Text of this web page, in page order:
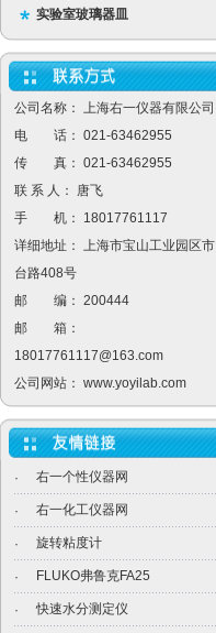
实验室玻璃器皿
公司名称： 上海右一仪器有限公司
电 话： 021-63462955
传 真： 021-63462955
联 系 人： 唐飞
手 机： 18017761117
详细地址： 上海市宝山工业园区市
台路408号
邮 编： 200444
邮 箱：
18017761117@163.com
公司网站： www.yoyilab.com
· 右一个性仪器网
· 右一化工仪器网
· 旋转粘度计
· FLUKO弗鲁克FA25
· 快速水分测定仪